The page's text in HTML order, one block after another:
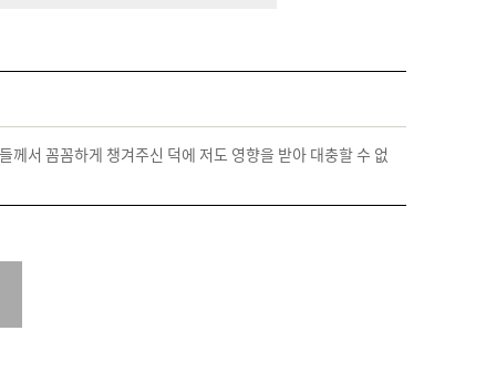
서 꼼꼼하게 챙겨주신 덕에 저도 영향을 받아 대충할 수 없